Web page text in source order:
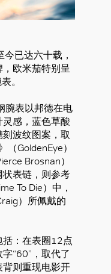
已达六十载，
欧米茄特别呈
。
腕表以邦德在电
感，蓝色草酸
波纹图案，取
GoldenEye）
Brosnan）
表链，则参考
To Die）中，
）所佩戴的
括：在表圈12点
“60”，取代了
则重现电影开